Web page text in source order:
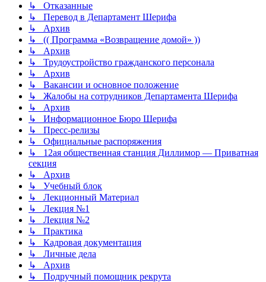
↳ Отказанные
↳ Перевод в Департамент Шерифа
↳ Архив
↳ (( Программа «‎Возвращение домой» ))
↳ Архив
↳ Трудоустройство гражданского персонала
↳ Архив
↳ Вакансии и основное положение
↳ Жалобы на сотрудников Департамента Шерифа
↳ Архив
↳ Информационное Бюро Шерифа
↳ Пресс-релизы
↳ Официальные распоряжения
↳ 12ая общественная станция Диллимор — Приватная
секция
↳ Архив
↳ Учебный блок
↳ Лекционный Материал
↳ Лекция №1
↳ Лекция №2
↳ Практика
↳ Кадровая документация
↳ Личные дела
↳ Архив
↳ Подручный помощник рекрута